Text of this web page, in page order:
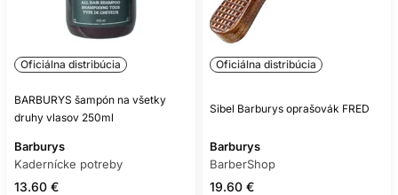
Oficiálna distribúcia
BARBURYS šampón na všetky
druhy vlasov 250ml
Barburys
Kadernícke potreby
13.60 €
Oficiálna distribúcia
Sibel Barburys oprašovák FRED
Barburys
BarberShop
19.60 €